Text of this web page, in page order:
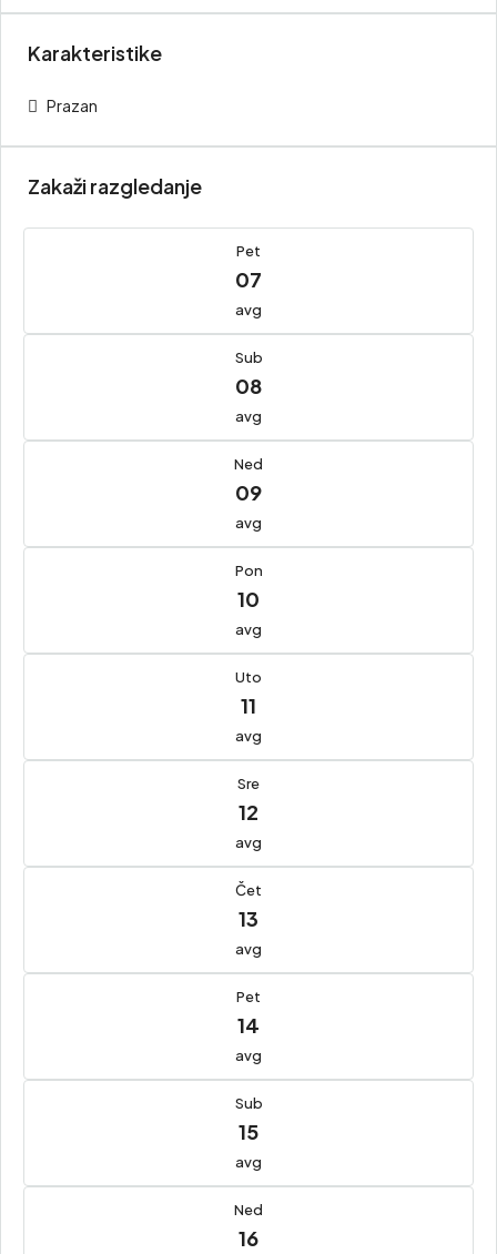
Karakteristike
Prazan
Zakaži razgledanje
Pet
07
avg
Sub
08
avg
Ned
09
avg
Pon
10
avg
Uto
11
avg
Sre
12
avg
Čet
13
avg
Pet
14
avg
Sub
15
avg
Ned
16